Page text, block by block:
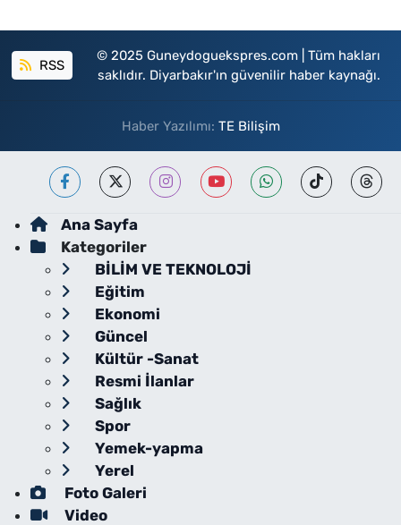
RSS
© 2025 Guneydoguekspres.com | Tüm hakları
saklıdır. Diyarbakır'ın güvenilir haber kaynağı.
Haber Yazılımı: TE Bilişim
Ana Sayfa
Kategoriler
BİLİM VE TEKNOLOJİ
Eğitim
Ekonomi
Güncel
Kültür -Sanat
Resmi İlanlar
Sağlık
Spor
Yemek-yapma
Yerel
Foto Galeri
Video